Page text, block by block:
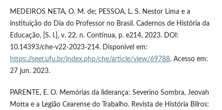
MEDEIROS NETA, O. M. de; PESSOA, L. S. Nestor Lima e a
instituição do Dia do Professor no Brasil. Cadernos de História da
Educação, [S. l.], v. 22, n. Contínua, p. e214, 2023. DOI:
10.14393/che-v22-2023-214. Disponível em:
https://seer.ufu.br/index.php/che/article/view/69788. Acesso em:
27 jun. 2023.
PARENTE, E. O. Memórias da liderança: Severino Sombra, Jeovah
Motta e a Legião Cearense do Trabalho. Revista de História Bilros: